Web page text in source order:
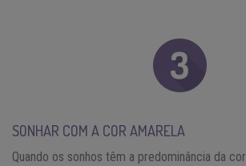
SONHAR COM A COR AMARELA
Quando os sonhos têm a predominância da cor